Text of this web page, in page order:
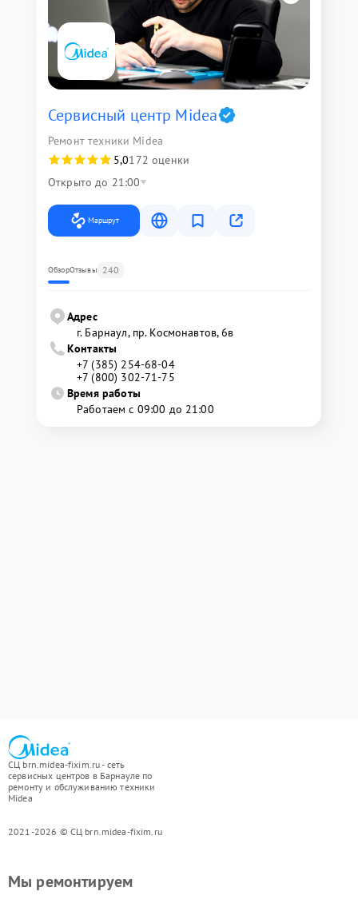
Сервисный центр Midea
Ремонт техники Midea
5,0172 оценки
Открыто до 21:00
Маршрут
ОбзорОтзывы 240
Адрес
г. Барнаул, ​пр. Космонавтов, 6в
Контакты
+7 (385) 254-68-04
+7 (800) 302-71-75
Время работы
Работаем с 09:00 до 21:00
СЦ brn.midea-fixim.ru - сеть
сервисных центров в Барнауле по
ремонту и обслуживанию техники
Midea
2021-2026 © СЦ brn.midea-fixim.ru
Мы ремонтируем